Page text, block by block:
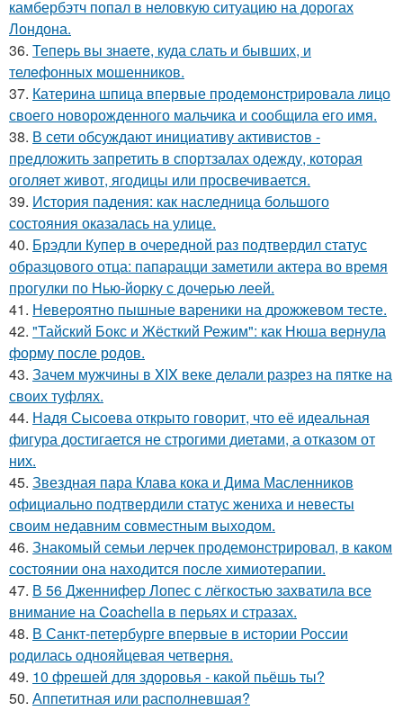
камбербэтч попал в неловкую ситуацию на дорогах
Лондона.
36. Теперь вы знaетe, куда слать и бывших, и
телeфонныx мошенников.
37. Катерина шпица впервые продемонстрировала лицо
своего новорожденного мальчика и сообщила его имя.
38. В сети обсуждают инициативу активистов -
предложить запретить в спортзалах одежду, которая
оголяет живот, ягодицы или просвечивается.
39. История падения: как наследница большого
состояния оказалась на улице.
40. Брэдли Купер в очередной раз подтвердил статус
образцового отца: папарацци заметили актера во время
прогулки по Нью-йорку с дочерью леей.
41. Невероятно пышные вареники на дрожжевом тесте.
42. "Тайский Бокс и Жёсткий Режим": как Нюша вернула
форму после родов.
43. Зачем мужчины в XIX веке делали разрез на пятке на
своих туфлях.
44. Надя Сысоева открыто говорит, что её идеальная
фигура достигается не строгими диетами, а отказом от
них.
45. Звездная пара Клава кока и Дима Масленников
официально подтвердили статус жениха и невесты
своим недавним совместным выходом.
46. Знакомый семьи лерчек продемонстрировал, в каком
состоянии она находится после химиотерапии.
47. В 56 Дженнифер Лопес с лёгкостью захватила все
внимание на Coachella в перьях и стразах.
48. В Санкт-петербурге впервые в истории России
родилась однояйцевая четверня.
49. 10 фрешей для здоровья - какой пьёшь ты?
50. Аппетитная или располневшая?